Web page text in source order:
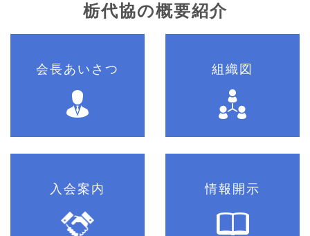
栃代協の概要紹介
会長あいさつ 組織図
入会案内 情報開示